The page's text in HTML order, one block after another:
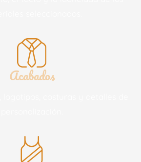
Acabados